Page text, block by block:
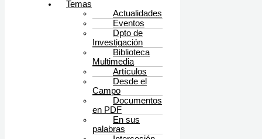
Temas
Actualidades
Eventos
Dpto de
Investigación
Biblioteca
Multimedia
Artículos
Desde el
Campo
Documentos
en PDF
En sus
palabras